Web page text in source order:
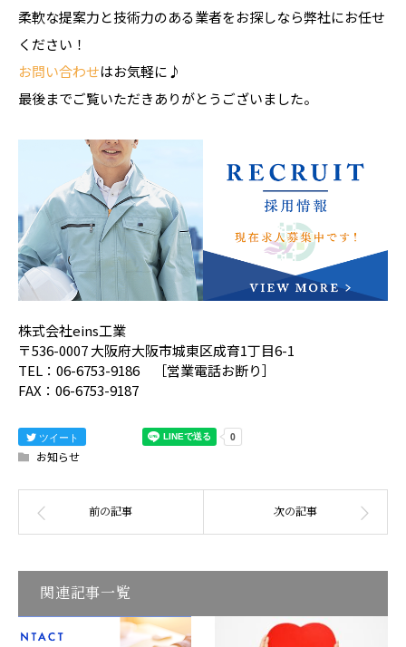
柔軟な提案力と技術力のある業者をお探しなら弊社にお任せ
ください！
お問い合わせはお気軽に♪
最後までご覧いただきありがとうございました。
株式会社eins工業
〒536-0007 大阪府大阪市城東区成育1丁目6-1
TEL：06-6753-9186 ［営業電話お断り］
FAX：06-6753-9187
ツイート
お知らせ
関連記事一覧